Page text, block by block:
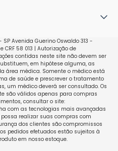
SP Avenida Guerino Oswaldo 313 -
58 013 | Autorização de
contidas neste site não devem ser
em hipótese alguma, as
área médica. Somente o médico está
de saúde e prescrever o tratamento
um médico deverá ser consultado. Os
são válidos apenas para compras
consultar o site:
com as tecnologias mais avançadas
realizar suas compras com
dos clientes são compromissos
pedidos efetuados estão sujeitos à
em nosso estoque.